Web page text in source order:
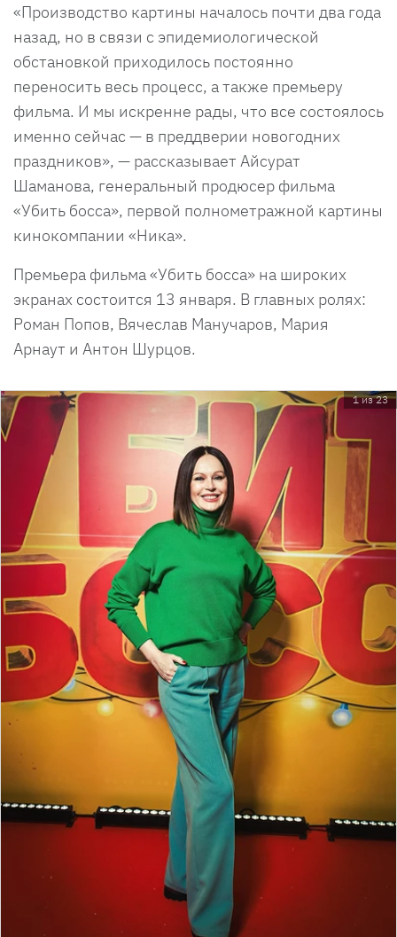
«Производство картины началось почти два года
назад, но в связи с эпидемиологической
обстановкой приходилось постоянно
переносить весь процесс, а также премьеру
фильма. И мы искренне рады, что все состоялось
именно сейчас — в преддверии новогодних
праздников», — рассказывает Айсурат
Шаманова, генеральный продюсер фильма
«Убить босса», первой полнометражной картины
кинокомпании «Ника».
Премьера фильма «Убить босса» на широких
экранах состоится 13 января. В главных ролях:
Роман Попов, Вячеслав Манучаров, Мария
Арнаут и Антон Шурцов.
1 из 23